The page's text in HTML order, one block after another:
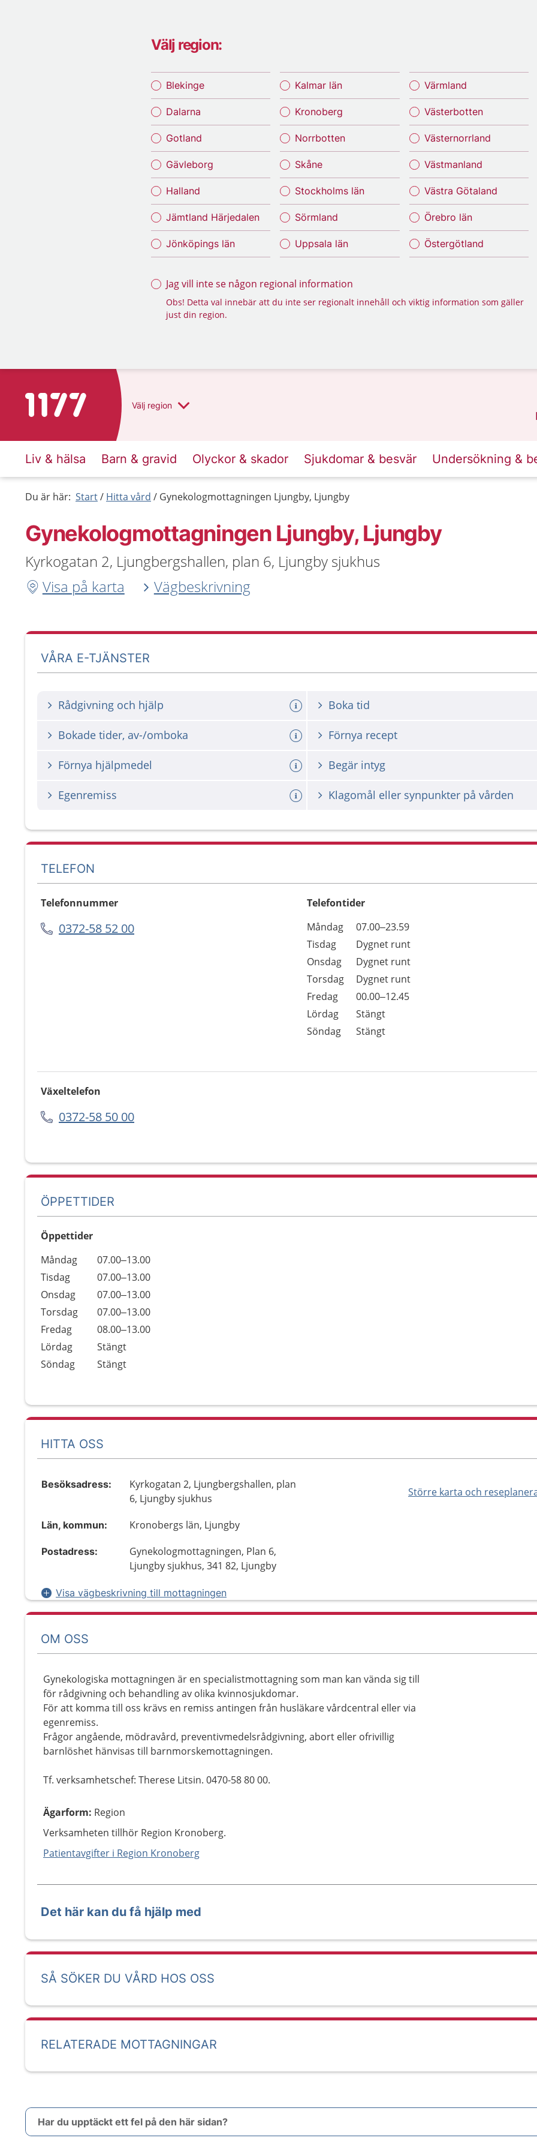
Välj region:
Blekinge
Dalarna
Gotland
Gävleborg
Halland
Jämtland Härjedalen
Jönköpings län
Kalmar län
Kronoberg
Norrbotten
Skåne
Stockholms län
Sörmland
Uppsala län
Värmland
Västerbotten
Västernorrland
Västmanland
Västra Götaland
Örebro län
Östergötland
Jag vill inte se någon regional information
Obs! Detta val innebär att du inte ser regionalt innehåll och viktig information som gäller
just din region.
Till startsidan för 1177 Välj region
Liv & hälsa Barn & gravid Olyckor & skador Sjukdomar & besvär Undersökning &
Du är här: Start Hitta vård Gynekologmottagningen Ljungby, Ljungby
Gynekologmottagningen Ljungby, Ljungby
Kyrkogatan 2, Ljungbergshallen, plan 6, Ljungby sjukhus
Visa på karta
Vägbeskrivning
VÅRA E-TJÄNSTER
Rådgivning och hjälp Boka tid
Bokade tider, av-/omboka Förnya recept
Förnya hjälpmedel Begär intyg
Egenremiss Klagomål eller synpunkter på vården
TELEFON
Telefonnummer
0372-58 52 00
Telefontider
Dag
Öppettider
Kommentarer
Måndag
07.00–23.59
Tisdag
Dygnet runt
Onsdag
Dygnet runt
Torsdag
Dygnet runt
Fredag
00.00–12.45
Lördag
Stängt
Söndag
Stängt
Växeltelefon
0372-58 50 00
ÖPPETTIDER
Öppettider
Dag
Öppettider
Kommentarer
Måndag
07.00–13.00
Tisdag
07.00–13.00
Onsdag
07.00–13.00
Torsdag
07.00–13.00
Fredag
08.00–13.00
Lördag
Stängt
Söndag
Stängt
HITTA OSS
Större karta och
Besöksadress:
Kyrkogatan 2, Ljungbergshallen, plan
6, Ljungby sjukhus
Län, kommun: Kronobergs län, Ljungby
Postadress:
Gynekologmottagningen, Plan 6,
Ljungby sjukhus, 341 82, Ljungby
Visa vägbeskrivning till mottagningen
OM OSS
Gynekologiska mottagningen är en specialistmottagning som man kan vända sig till
för rådgivning och behandling av olika kvinnosjukdomar.
För att komma till oss krävs en remiss antingen från husläkare vårdcentral eller via
egenremiss.
Frågor angående, mödravård, preventivmedelsrådgivning, abort eller ofrivillig
barnlöshet hänvisas till barnmorskemottagningen.
Tf. verksamhetschef: Therese Litsin. 0470-58 80 00.
Ägarform: Region
Verksamheten tillhör Region Kronoberg.
Patientavgifter i Region Kronoberg
Det här kan du få hjälp med
SÅ SÖKER DU VÅRD HOS OSS
RELATERADE MOTTAGNINGAR
Har du upptäckt ett fel på den här sidan?